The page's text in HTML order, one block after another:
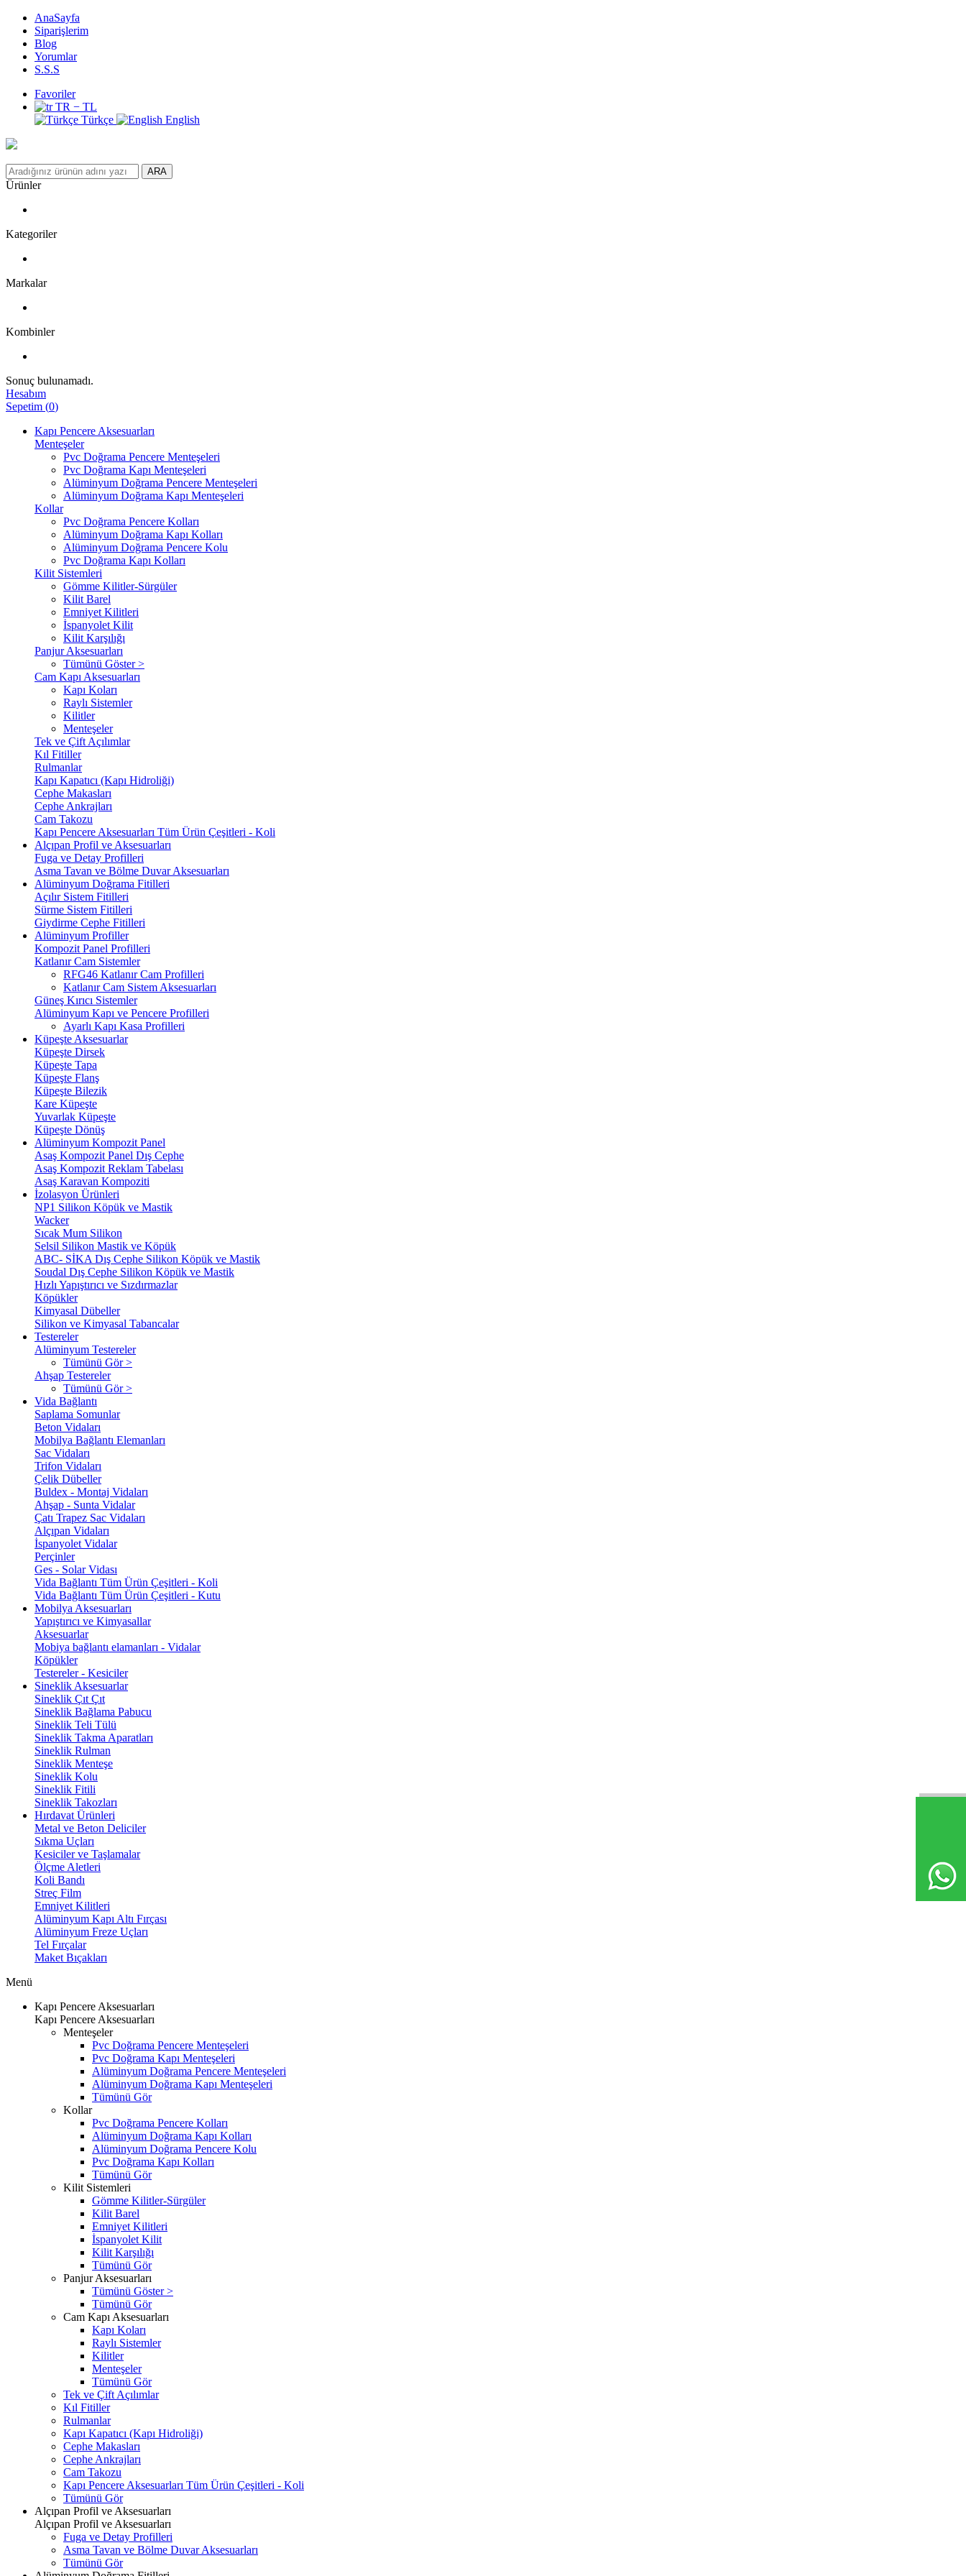
AnaSayfa
Siparişlerim
Blog
Yorumlar
S.S.S
Favoriler
TR − TL
Türkçe
English
ARA
Ürünler
Kategoriler
Markalar
Kombinler
Sonuç bulunamadı.
Hesabım
Sepetim (0)
Kapı Pencere Aksesuarları
Menteşeler
Pvc Doğrama Pencere Menteşeleri
Pvc Doğrama Kapı Menteşeleri
Alüminyum Doğrama Pencere Menteşeleri
Alüminyum Doğrama Kapı Menteşeleri
Kollar
Pvc Doğrama Pencere Kolları
Alüminyum Doğrama Kapı Kolları
Alüminyum Doğrama Pencere Kolu
Pvc Doğrama Kapı Kolları
Kilit Sistemleri
Gömme Kilitler-Sürgüler
Kilit Barel
Emniyet Kilitleri
İspanyolet Kilit
Kilit Karşılığı
Panjur Aksesuarları
Tümünü Göster >
Cam Kapı Aksesuarları
Kapı Koları
Raylı Sistemler
Kilitler
Menteşeler
Tek ve Çift Açılımlar
Kıl Fitiller
Rulmanlar
Kapı Kapatıcı (Kapı Hidroliği)
Cephe Makasları
Cephe Ankrajları
Cam Takozu
Kapı Pencere Aksesuarları Tüm Ürün Çeşitleri - Koli
Alçıpan Profil ve Aksesuarları
Fuga ve Detay Profilleri
Asma Tavan ve Bölme Duvar Aksesuarları
Alüminyum Doğrama Fitilleri
Açılır Sistem Fitilleri
Sürme Sistem Fitilleri
Giydirme Cephe Fitilleri
Alüminyum Profiller
Kompozit Panel Profilleri
Katlanır Cam Sistemler
RFG46 Katlanır Cam Profilleri
Katlanır Cam Sistem Aksesuarları
Güneş Kırıcı Sistemler
Alüminyum Kapı ve Pencere Profilleri
Ayarlı Kapı Kasa Profilleri
Küpeşte Aksesuarlar
Küpeşte Dirsek
Küpeşte Tapa
Küpeşte Flanş
Küpeşte Bilezik
Kare Küpeşte
Yuvarlak Küpeşte
Küpeşte Dönüş
Alüminyum Kompozit Panel
Asaş Kompozit Panel Dış Cephe
Asaş Kompozit Reklam Tabelası
Asaş Karavan Kompoziti
İzolasyon Ürünleri
NP1 Silikon Köpük ve Mastik
Wacker
Sıcak Mum Silikon
Selsil Silikon Mastik ve Köpük
ABC- SİKA Dış Cephe Silikon Köpük ve Mastik
Soudal Dış Cephe Silikon Köpük ve Mastik
Hızlı Yapıştırıcı ve Sızdırmazlar
Köpükler
Kimyasal Dübeller
Silikon ve Kimyasal Tabancalar
Testereler
Alüminyum Testereler
Tümünü Gör >
Ahşap Testereler
Tümünü Gör >
Vida Bağlantı
Saplama Somunlar
Beton Vidaları
Mobilya Bağlantı Elemanları
Sac Vidaları
Trifon Vidaları
Çelik Dübeller
Buldex - Montaj Vidaları
Ahşap - Sunta Vidalar
Çatı Trapez Sac Vidaları
Alçıpan Vidaları
İspanyolet Vidalar
Perçinler
Ges - Solar Vidası
Vida Bağlantı Tüm Ürün Çeşitleri - Koli
Vida Bağlantı Tüm Ürün Çeşitleri - Kutu
Mobilya Aksesuarları
Yapıştırıcı ve Kimyasallar
Aksesuarlar
Mobiya bağlantı elamanları - Vidalar
Köpükler
Testereler - Kesiciler
Sineklik Aksesuarlar
Sineklik Çıt Çıt
Sineklik Bağlama Pabucu
Sineklik Teli Tülü
Sineklik Takma Aparatları
Sineklik Rulman
Sineklik Menteşe
Sineklik Kolu
Sineklik Fitili
Sineklik Takozları
Hırdavat Ürünleri
Metal ve Beton Deliciler
Sıkma Uçları
Kesiciler ve Taşlamalar
Ölçme Aletleri
Koli Bandı
Streç Film
Emniyet Kilitleri
Alüminyum Kapı Altı Fırçası
Alüminyum Freze Uçları
Tel Fırçalar
Maket Bıçakları
Menü
Kapı Pencere Aksesuarları
Kapı Pencere Aksesuarları
Menteşeler
Pvc Doğrama Pencere Menteşeleri
Pvc Doğrama Kapı Menteşeleri
Alüminyum Doğrama Pencere Menteşeleri
Alüminyum Doğrama Kapı Menteşeleri
Tümünü Gör
Kollar
Pvc Doğrama Pencere Kolları
Alüminyum Doğrama Kapı Kolları
Alüminyum Doğrama Pencere Kolu
Pvc Doğrama Kapı Kolları
Tümünü Gör
Kilit Sistemleri
Gömme Kilitler-Sürgüler
Kilit Barel
Emniyet Kilitleri
İspanyolet Kilit
Kilit Karşılığı
Tümünü Gör
Panjur Aksesuarları
Tümünü Göster >
Tümünü Gör
Cam Kapı Aksesuarları
Kapı Koları
Raylı Sistemler
Kilitler
Menteşeler
Tümünü Gör
Tek ve Çift Açılımlar
Kıl Fitiller
Rulmanlar
Kapı Kapatıcı (Kapı Hidroliği)
Cephe Makasları
Cephe Ankrajları
Cam Takozu
Kapı Pencere Aksesuarları Tüm Ürün Çeşitleri - Koli
Tümünü Gör
Alçıpan Profil ve Aksesuarları
Alçıpan Profil ve Aksesuarları
Fuga ve Detay Profilleri
Asma Tavan ve Bölme Duvar Aksesuarları
Tümünü Gör